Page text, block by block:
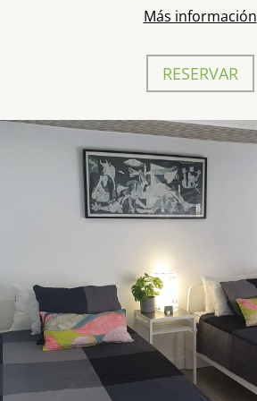
Más información
RESERVAR